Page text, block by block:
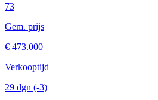
73
Gem. prijs
€ 473.000
Verkooptijd
29 dgn (-3)